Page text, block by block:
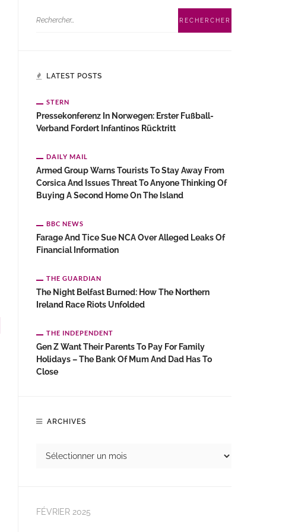
LATEST POSTS
STERN
Pressekonferenz In Norwegen: Erster Fußball-
Verband Fordert Infantinos Rücktritt
DAILY MAIL
Armed Group Warns Tourists To Stay Away From
Corsica And Issues Threat To Anyone Thinking Of
Buying A Second Home On The Island
BBC NEWS
Farage And Tice Sue NCA Over Alleged Leaks Of
Financial Information
THE GUARDIAN
The Night Belfast Burned: How The Northern
Ireland Race Riots Unfolded
THE INDEPENDENT
Gen Z Want Their Parents To Pay For Family
Holidays – The Bank Of Mum And Dad Has To
Close
ARCHIVES
FÉVRIER 2025